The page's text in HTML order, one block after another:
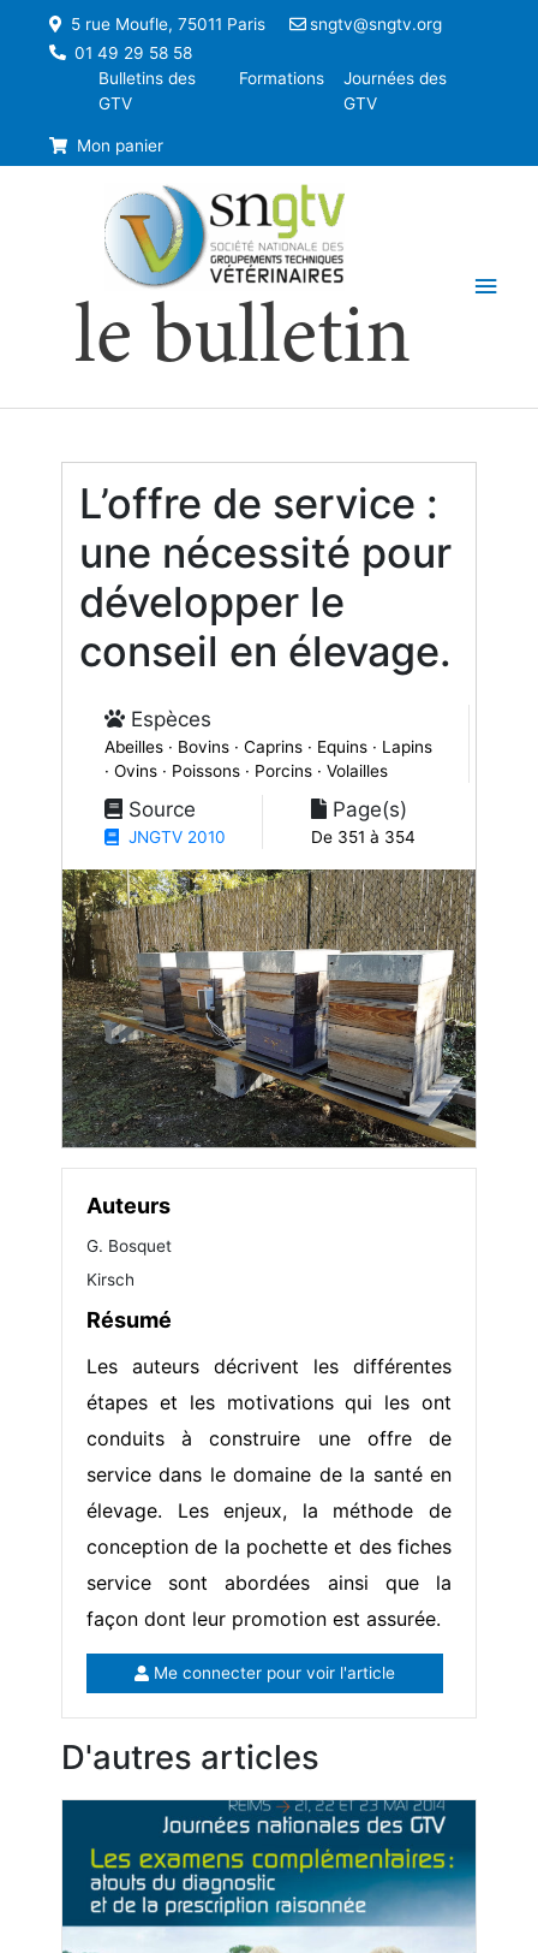
5 rue Moufle, 75011 Paris
sngtv@sngtv.org
01 49 29 58 58
Bulletins des
GTV
Formations
Journées des
GTV
Mon panier
le bulletin
L’offre de service :
une nécessité pour
développer le
conseil en élevage.
Espèces
Abeilles · Bovins · Caprins · Equins · Lapins
· Ovins · Poissons · Porcins · Volailles
Source
JNGTV 2010
Page(s)
De 351 à 354
Auteurs
G. Bosquet
Kirsch
Résumé
Les auteurs décrivent les différentes
étapes et les motivations qui les ont
conduits à construire une offre de
service dans le domaine de la santé en
élevage. Les enjeux, la méthode de
conception de la pochette et des fiches
service sont abordées ainsi que la
façon dont leur promotion est assurée.
Me connecter pour voir l'article
D'autres articles